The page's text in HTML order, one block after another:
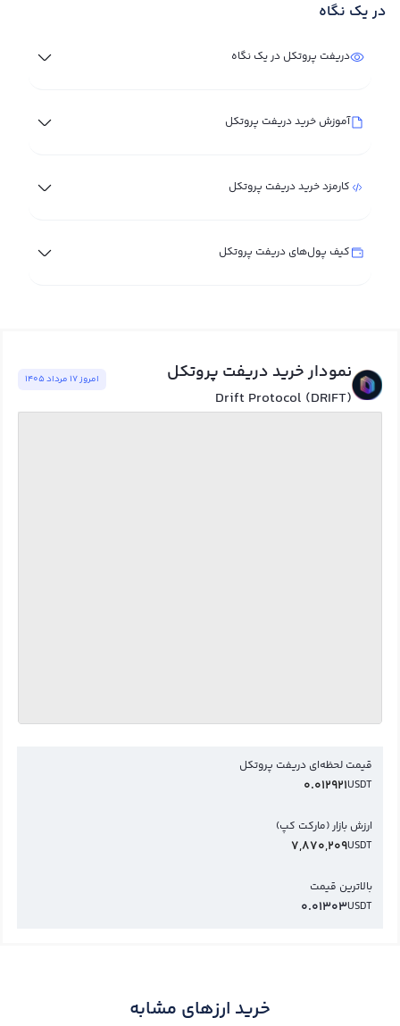
در یک نگاه
دریفت پروتکل در یک نگاه
آموزش خرید دریفت پروتکل
کارمزد خرید دریفت پروتکل
کیف پول‌های دریفت پروتکل
نمودار خرید دریفت پروتکل
Drift Protocol (DRIFT)
امروز ١٧ مرداد ١٤٠٥
قیمت لحظه‌ای دریفت پروتکل
USDT
0.012921
ارزش بازار (مارکت کپ)
USDT
7,870,209
بالاترین قیمت
USDT
0.01303
خرید ارزهای مشابه